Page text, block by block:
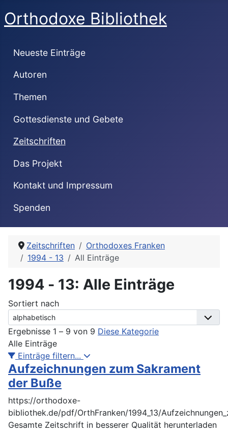
Orthodoxe Bibliothek
Neueste Einträge
Autoren
Themen
Gottesdienste und Gebete
Zeitschriften
Das Projekt
Kontakt und Impressum
Spenden
Zeitschriften
Orthodoxes Franken
1994 - 13
All Einträge
1994 - 13: Alle Einträge
Sortiert nach
Ergebnisse 1 – 9 von 9 Diese Kategorie
Alle Einträge
Einträge filtern...
Aufzeichnungen zum Sakrament
der Buße
https://orthodoxe-
bibliothek.de/pdf/OrthFranken/1994_13/
Gesamte Zeitschrift in besserer Qualität herunterladen